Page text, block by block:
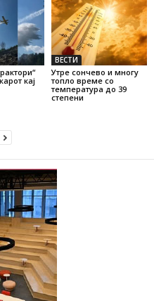
кај
ВЕСТИ
Утре сончево и многу
топло време со
температура до 39
степени